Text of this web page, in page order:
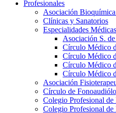
Profesionales
Asociación Bioquímica
Clínicas y Sanatorios
Especialidades Médicas
Asociación S.
Círculo Médico
Círculo Médico
Círculo Médico
Círculo Médico
Asociación
Círculo de
Colegio Profesional de
Colegio Profesional de